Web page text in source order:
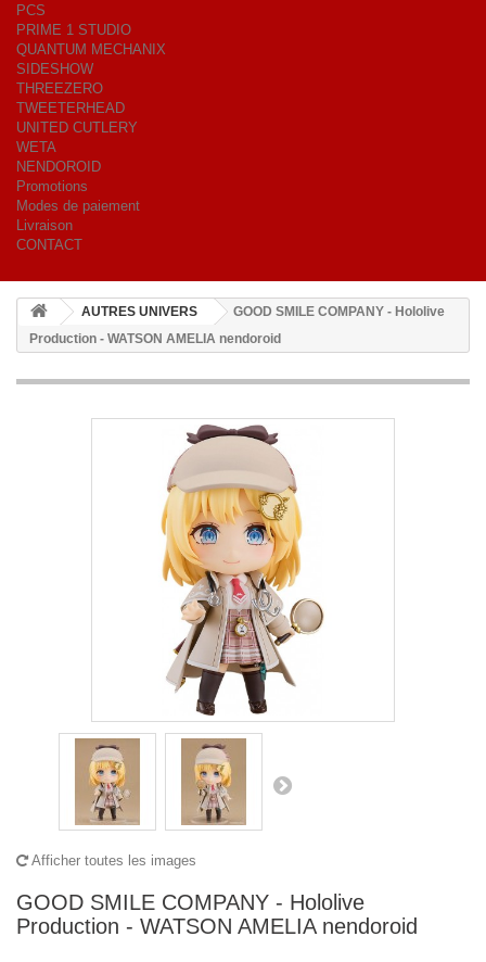
PCS
PRIME 1 STUDIO
QUANTUM MECHANIX
SIDESHOW
THREEZERO
TWEETERHEAD
UNITED CUTLERY
WETA
NENDOROID
Promotions
Modes de paiement
Livraison
CONTACT
AUTRES UNIVERS
GOOD SMILE COMPANY - Hololive
Production - WATSON AMELIA nendoroid
Afficher toutes les images
GOOD SMILE COMPANY - Hololive
Production - WATSON AMELIA nendoroid